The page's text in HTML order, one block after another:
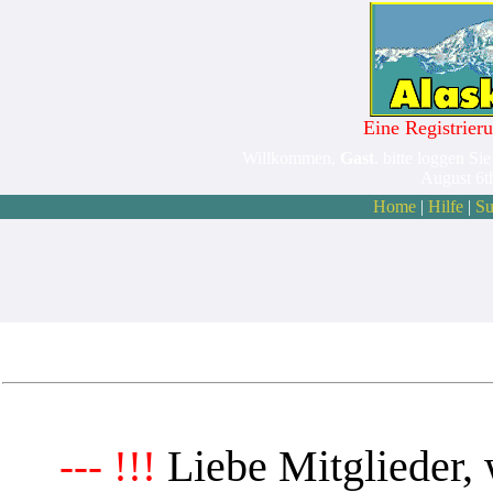
Eine
Home| Hilfe|
--- !!! Liebe Mitglieder,